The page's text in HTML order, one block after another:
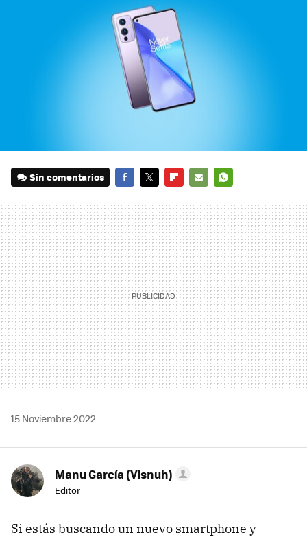
Sin comentarios
MAIL
15 Noviembre 2022
Manu García (Visnuh)
Editor
Si estás buscando un nuevo smartphone y